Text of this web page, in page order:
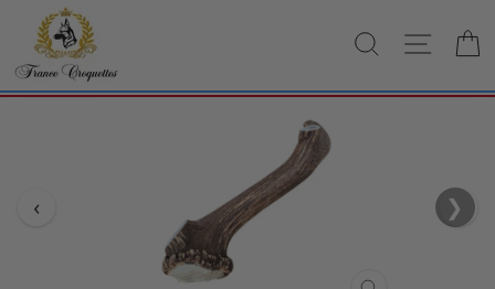
Passer
contenu
❯
‹ ›